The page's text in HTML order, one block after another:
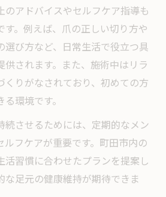
のアドバイスやセルフケア指導も
す。例えば、爪の正しい切り方や
選び方など、日常生活で役立つ具
供されます。また、施術中はリラ
くりがなされており、初めての方
環境です。
続させるためには、定期的なメン
ルフケアが重要です。町田市内の
活習慣に合わせたプランを提案し
な足元の健康維持が期待できま